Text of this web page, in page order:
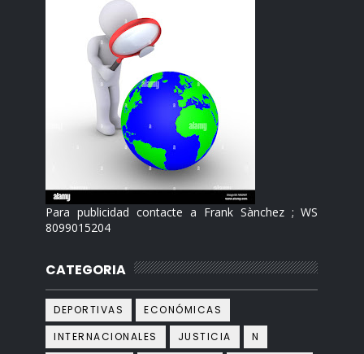
Para publicidad contacte a Frank Sànchez ; WS
8099015204
CATEGORIA
DEPORTIVAS
ECONÓMICAS
INTERNACIONALES
JUSTICIA
N